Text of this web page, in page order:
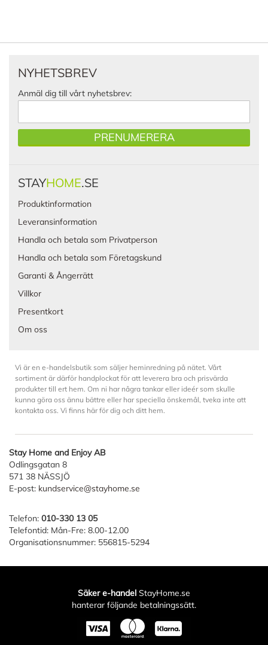
NYHETSBREV
Anmäl dig till vårt nyhetsbrev:
PRENUMERERA
STAYHOME.SE
Produktinformation
Leveransinformation
Handla och betala som Privatperson
Handla och betala som Företagskund
Garanti & Ångerrätt
Villkor
Presentkort
Om oss
Vi är en e-handelsbutik som säljer heminredning på nätet. Vårt
sortiment är därför handplockat för att leverera bra och prisvärda
produkter till ert hem. Om ni har några tankar eller ideér som skulle
kunna göra oss ännu bättre eller har speciella önskemål, tveka inte att
kontakta oss. Vi finns här för dig och ditt hem.
Stay Home and Enjoy AB
Odlingsgatan 8
571 38 NÄSSJÖ
E-post: kundservice@stayhome.se
Telefon: 010-330 13 05
Telefontid: Mån-Fre: 8.00-12.00
Organisationsnummer: 556815-5294
Säker e-handel StayHome.se
hanterar följande betalningssätt.